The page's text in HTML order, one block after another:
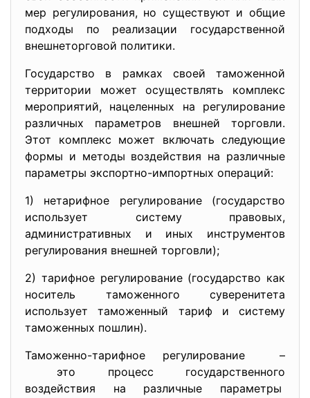
мер регулирования, но существуют и общие
подходы по реализации государственной
внешнеторговой политики.
Государство в рамках своей таможенной
территории может осуществлять комплекс
мероприятий, нацеленных на регулирование
различных параметров внешней торговли.
Этот комплекс может включать следующие
формы и методы воздействия на различные
параметры экспортно-импортных операций:
1) нетарифное регулирование (государство
использует систему правовых,
административных и иных инструментов
регулирования внешней торговли);
2) тарифное регулирование (государство как
носитель таможенного суверенитета
использует таможенный тариф и систему
таможенных пошлин).
Таможенно-тарифное регулирование –
это процесс государственного
воздействия на различные параметры